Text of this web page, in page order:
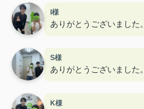
I様
ありがとうございました。
S様
ありがとうございました。
K様